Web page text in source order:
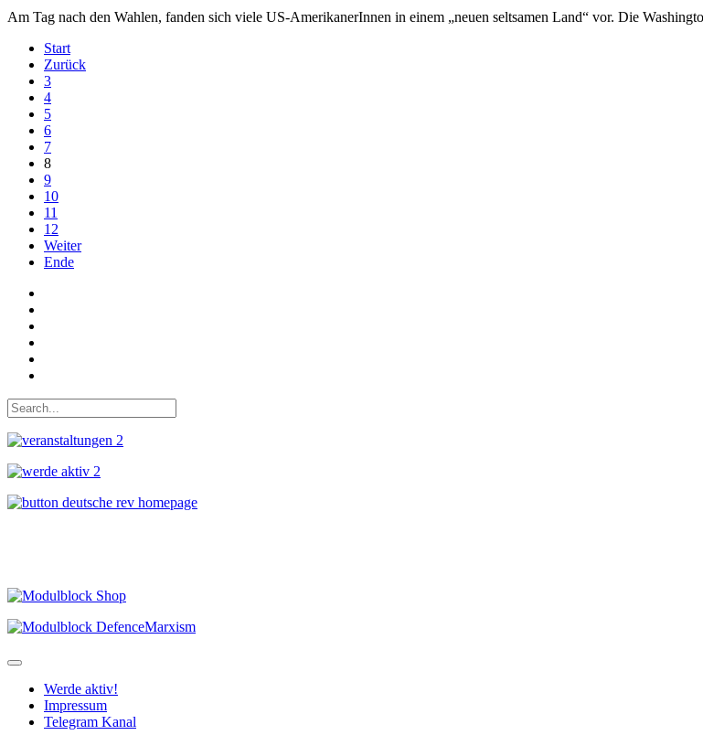
Am Tag nach den Wahlen, fanden sich viele US-AmerikanerInnen in einem „neuen seltsamen Land“ vor. Die
Start
Zurück
3
4
5
6
7
8
9
10
11
12
Weiter
Ende
Werde aktiv!
Impressum
Telegram Kanal